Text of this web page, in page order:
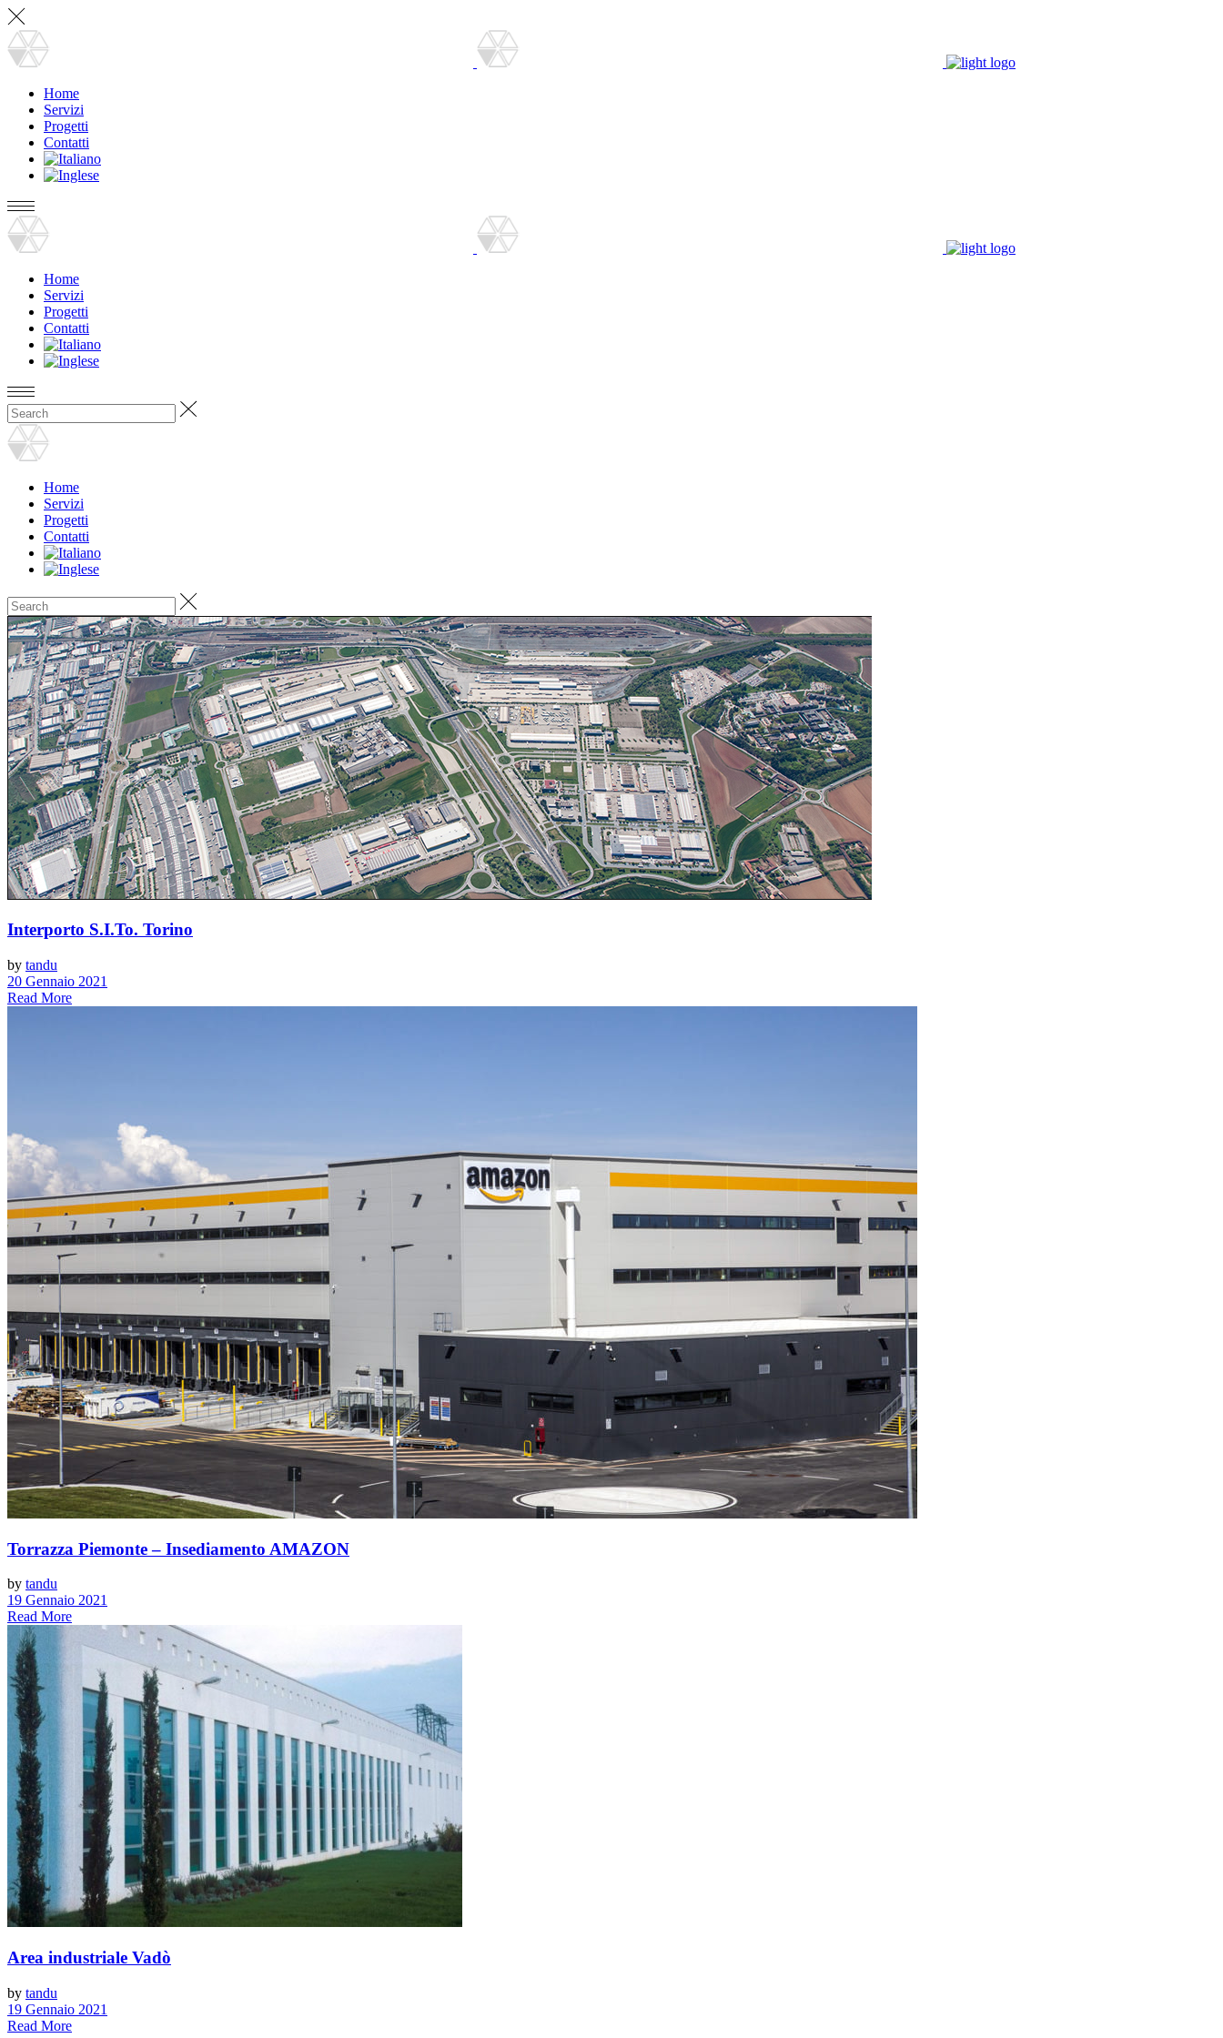
Home
Servizi
Progetti
Contatti
Home
Servizi
Progetti
Contatti
Home
Servizi
Progetti
Contatti
Interporto S.I.To. Torino
by tandu
20 Gennaio 2021
Read More
Torrazza Piemonte – Insediamento AMAZON
by tandu
19 Gennaio 2021
Read More
Area industriale Vadò
by tandu
19 Gennaio 2021
Read More